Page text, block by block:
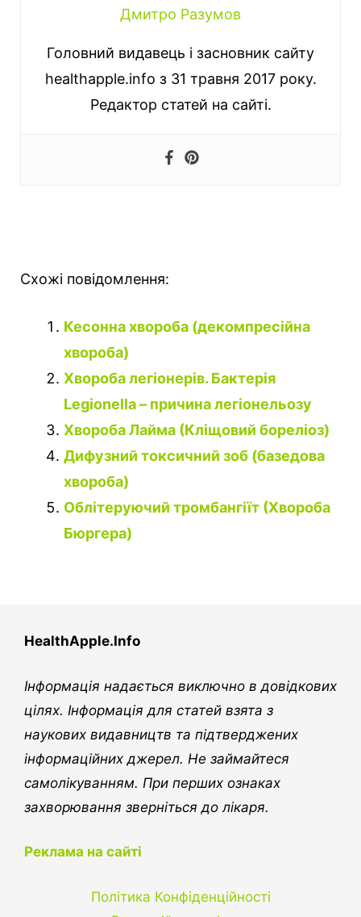
Дмитро Разумов
Головний видавець і засновник сайту
healthapple.info з 31 травня 2017 року.
Редактор статей на сайті.
Схожі повідомлення:
Кесонна хвороба (декомпресійна
хвороба)
Хвороба легіонерів. Бактерія
Legionella – причина легіонельозу
Хвороба Лайма (Кліщовий бореліоз)
Дифузний токсичний зоб (базедова
хвороба)
Облітеруючий тромбангіїт (Хвороба
Бюргера)
HealthApple.Info
Інформація надається виключно в довідкових
цілях. Інформація для статей взята з
наукових видавництв та підтверджених
інформаційних джерел. Не займайтеся
самолікуванням. При перших ознаках
захворювання зверніться до лікаря.
Реклама на сайті
Політика Конфіденційності